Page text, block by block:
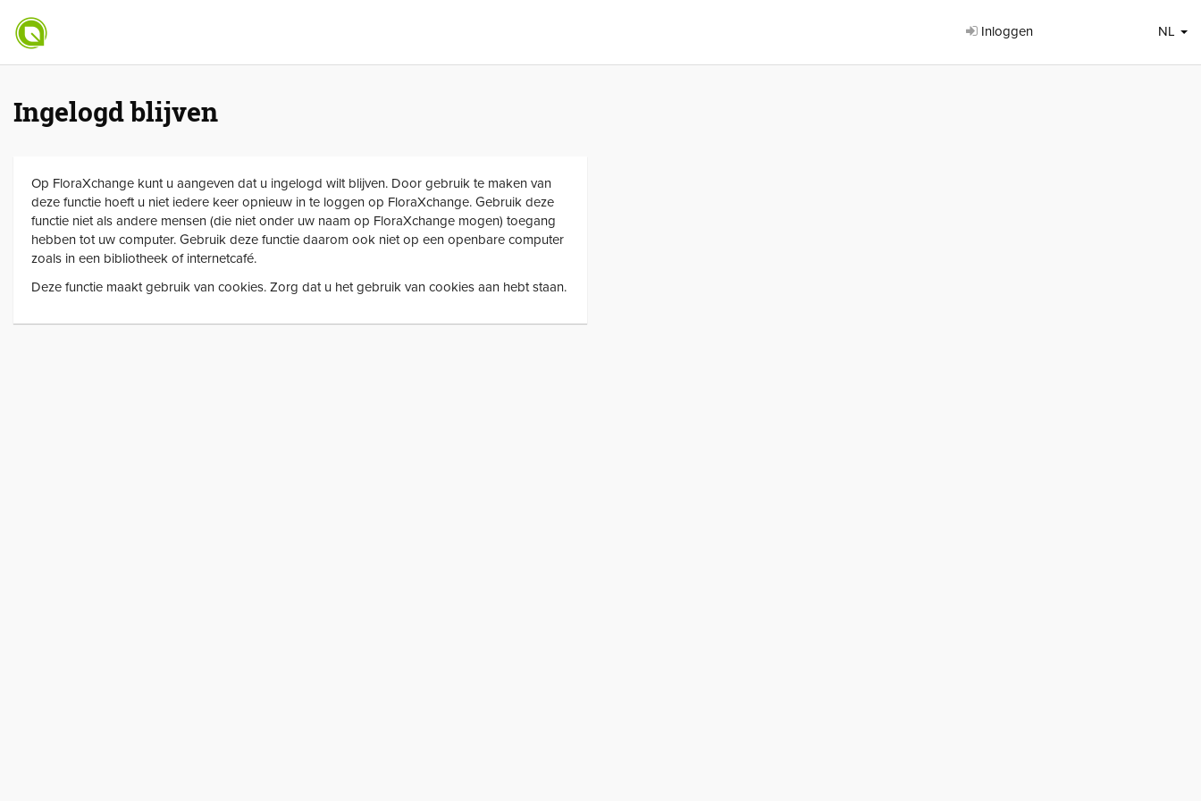
Inloggen NL
Ingelogd blijven
Op FloraXchange kunt u aangeven dat u ingelogd wilt blijven. Door gebruik te maken van
deze functie hoeft u niet iedere keer opnieuw in te loggen op FloraXchange. Gebruik deze
functie niet als andere mensen (die niet onder uw naam op FloraXchange mogen) toegang
hebben tot uw computer. Gebruik deze functie daarom ook niet op een openbare computer
zoals in een bibliotheek of internetcafé.
Deze functie maakt gebruik van cookies. Zorg dat u het gebruik van cookies aan hebt staan.